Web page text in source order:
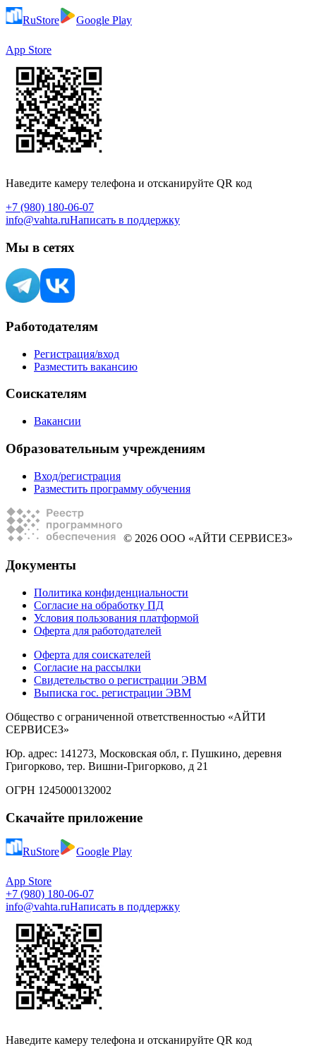
RuStore Google Play
App Store
Наведите камеру телефона и отсканируйте QR код
+7 (980) 180-06-07
info@vahta.ruНаписать в поддержку
Мы в сетях
Работодателям
Регистрация/вход
Разместить вакансию
Соискателям
Вакансии
Образовательным учреждениям
Вход/регистрация
Разместить программу обучения
© 2026 ООО «АЙТИ СЕРВИСЕЗ»
Документы
Политика конфиденциальности
Согласие на обработку ПД
Условия пользования платформой
Оферта для работодателей
Оферта для соискателей
Согласие на рассылки
Свидетельство о регистрации ЭВМ
Выписка гос. регистрации ЭВМ
Общество с ограниченной ответственностью «АЙТИ
СЕРВИСЕЗ»
Юр. адрес: 141273, Московская обл, г. Пушкино, деревня
Григорково, тер. Вишни-Григорково, д 21
ОГРН 1245000132002
Скачайте приложение
RuStore Google Play
App Store
+7 (980) 180-06-07
info@vahta.ruНаписать в поддержку
Наведите камеру телефона и отсканируйте QR код